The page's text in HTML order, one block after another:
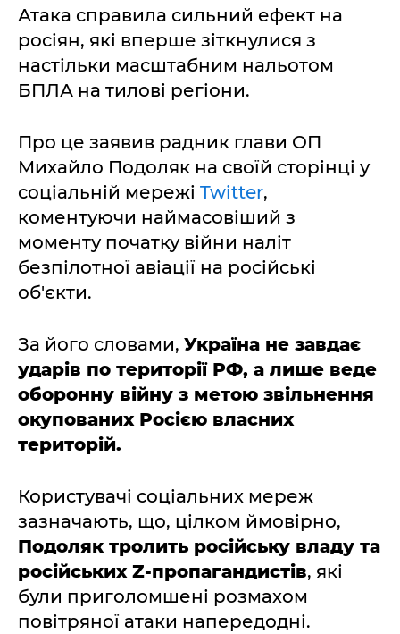
Атака справила сильний ефект на
росіян, які вперше зіткнулися з
настільки масштабним нальотом
БПЛА на тилові регіони.
Про це заявив радник глави ОП
Михайло Подоляк на своїй сторінці у
соціальній мережі Twitter,
коментуючи наймасовіший з
моменту початку війни наліт
безпілотної авіації на російські
об'єкти.
За його словами, Україна не завдає
ударів по території РФ, а лише веде
оборонну війну з метою звільнення
окупованих Росією власних
територій.
Користувачі соціальних мереж
зазначають, що, цілком ймовірно,
Подоляк тролить російську владу та
російських Z-пропагандистів, які
були приголомшені розмахом
повітряної атаки напередодні.